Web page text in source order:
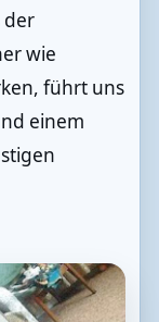
der
wie
führt uns
einem